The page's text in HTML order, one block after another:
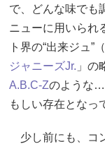
で、どんな味でも
ニューに用いられ
ト界の“出来ジュ”
ジャニーズJr. 」の
A.B.C-Zのような
もしい存在となっ
少し前にも、コ